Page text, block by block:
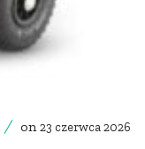
on23 czerwca 2026